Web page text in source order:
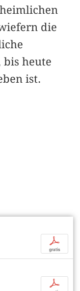
die
bis heute
ist.
p
gratis
p